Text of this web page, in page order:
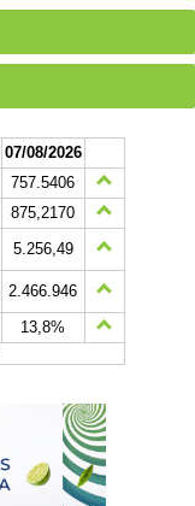
07/08/2026
757.5406
875,2170
5.256,49
2.466.946
13,8%